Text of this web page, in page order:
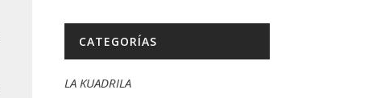
CATEGORÍAS
LA KUADRILA